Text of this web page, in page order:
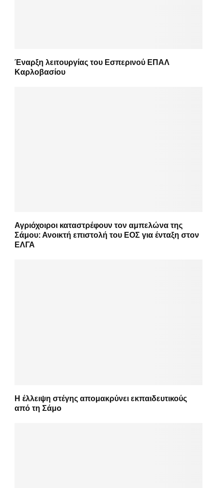
Έναρξη λειτουργίας του Εσπερινού ΕΠΑΛ
Καρλοβασίου
Αγριόχοιροι καταστρέφουν τον αμπελώνα της
Σάμου: Ανοικτή επιστολή του ΕΟΣ για ένταξη στον
ΕΛΓΑ
Η έλλειψη στέγης απομακρύνει εκπαιδευτικούς
από τη Σάμο